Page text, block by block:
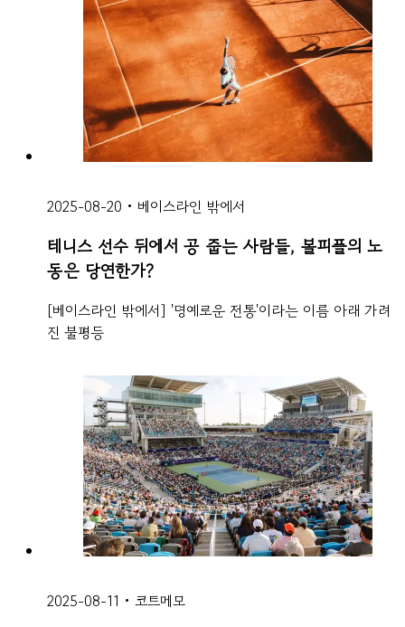
2025-08-20 • 베이스라인 밖에서
테니스 선수 뒤에서 공 줍는 사람들, 볼피플의 노
동은 당연한가?
[베이스라인 밖에서] '명예로운 전통'이라는 이름 아래 가려
진 불평등
2025-08-11 • 코트메모